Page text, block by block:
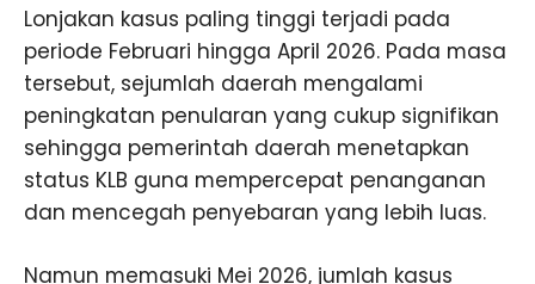
Lonjakan kasus paling tinggi terjadi pada
periode Februari hingga April 2026. Pada masa
tersebut, sejumlah daerah mengalami
peningkatan penularan yang cukup signifikan
sehingga pemerintah daerah menetapkan
status KLB guna mempercepat penanganan
dan mencegah penyebaran yang lebih luas.
Namun memasuki Mei 2026, jumlah kasus